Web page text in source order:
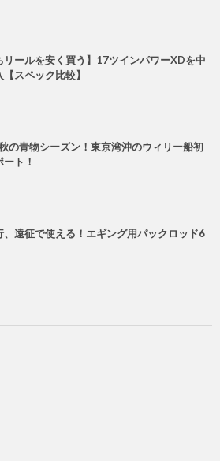
リールを安く買う】17ツインパワーXDを中
スペック比較】
の青物シーズン！東京湾沖のウィリー船初
ト！
、遠征で使える！エギング用パックロッド6